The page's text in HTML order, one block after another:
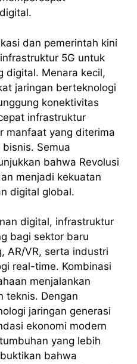
dan pemerintah kini
5G untuk
digital. Menara kecil,
jaringan berteknologi
konektivitas
infrastruktur
manfaat yang diterima
Semua
bahwa Revolusi
menjadi kekuatan
digital global.
digital, infrastruktur
bagi sektor baru
AR/VR, serta industri
real-time. Kombinasi
menjalankan
teknis. Dengan
jaringan generasi
ekonomi modern
yang lebih
bahwa